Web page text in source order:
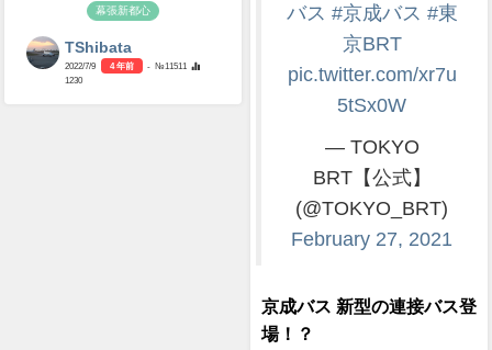
幕張新都心
TShibata
2022/7/9 4 年前
- №11511
1230
バス #京成バス #東
京BRT
pic.twitter.com/xr7u
5tSx0W
— TOKYO
BRT【公式】
(@TOKYO_BRT)
February 27, 2021
京成バス 新型の連接バス登
場！？